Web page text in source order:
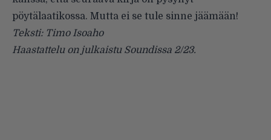
pöytälaatikossa. Mutta ei se tule sinne jäämään!
Teksti: Timo Isoaho
Haastattelu on julkaistu Soundissa 2/23.